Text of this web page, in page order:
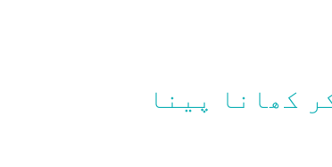
کھانا پینا